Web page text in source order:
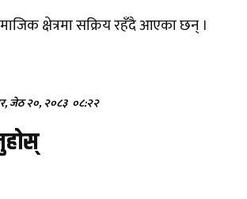
क्षेत्रमा सक्रिय रहँदै आएका छन् ।
जेठ २०, २०८३ ०८:२२